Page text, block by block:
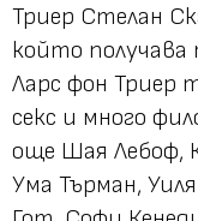
Триер Стелан
който получава
Ларс фон Триер
секс и много
още Шая Лебоф,
Ума Търман,